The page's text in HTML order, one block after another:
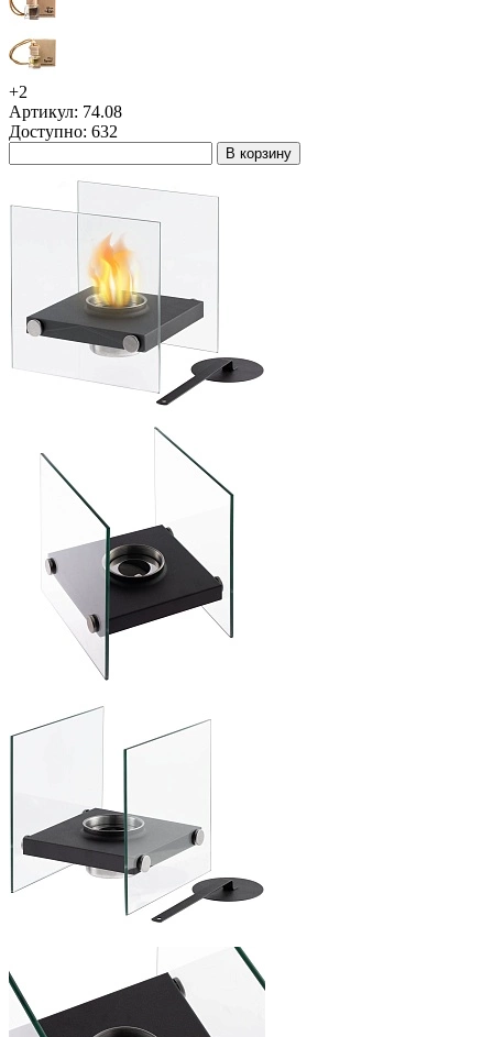
+2
Артикул: 74.08
Доступно: 632
В корзину